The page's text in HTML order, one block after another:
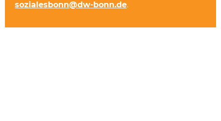
sozialesbonn@dw-bonn.de.